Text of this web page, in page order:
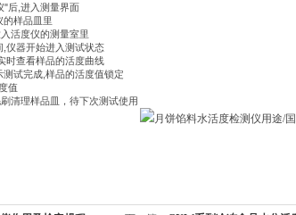
"后 进入测量界面
的样品皿里
活度仪的测量室里
仪器开始进入测试状态
时查看样品的活度曲线
测试完成 样品的活度值锁定
值
清理样品皿，待下次测试使用